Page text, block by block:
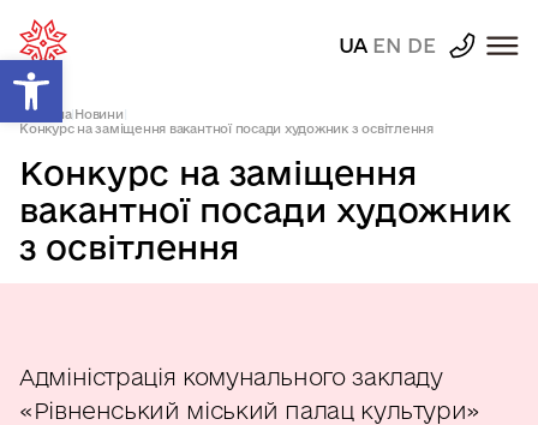
Відкрити Панель інструментів
UA EN DE
Головна| Новини
Конкурс на заміщення вакантної посади художник з освітлення
Конкурс на заміщення
вакантної посади художник
з освітлення
Адміністрація комунального закладу
«Рівненський міський палац культури»